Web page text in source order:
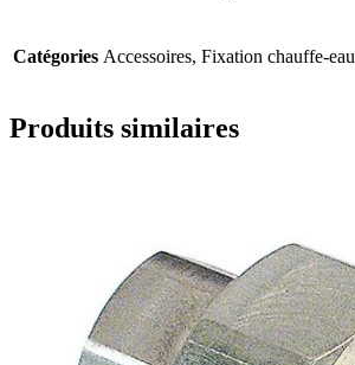
Catégories Accessoires, Fixation chauffe-eau
Produits similaires